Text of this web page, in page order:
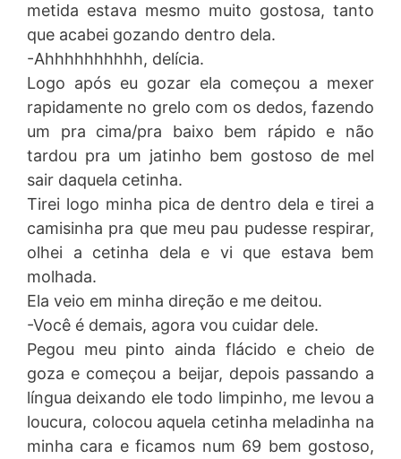
metida estava mesmo muito gostosa, tanto
que acabei gozando dentro dela.
-Ahhhhhhhhhh, delícia.
Logo após eu gozar ela começou a mexer
rapidamente no grelo com os dedos, fazendo
um pra cima/pra baixo bem rápido e não
tardou pra um jatinho bem gostoso de mel
sair daquela cetinha.
Tirei logo minha pica de dentro dela e tirei a
camisinha pra que meu pau pudesse respirar,
olhei a cetinha dela e vi que estava bem
molhada.
Ela veio em minha direção e me deitou.
-Você é demais, agora vou cuidar dele.
Pegou meu pinto ainda flácido e cheio de
goza e começou a beijar, depois passando a
língua deixando ele todo limpinho, me levou a
loucura, colocou aquela cetinha meladinha na
minha cara e ficamos num 69 bem gostoso,